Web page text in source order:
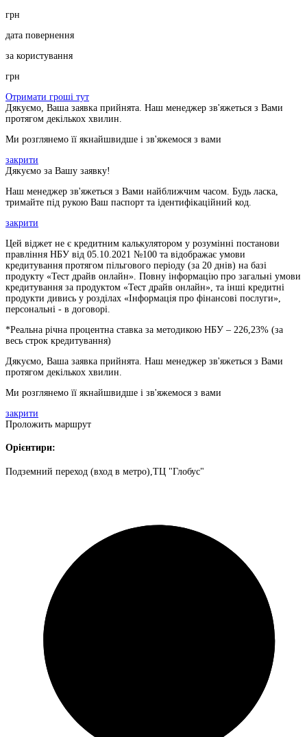
грн
дата повернення
за користування
грн
Отримати гроші тут
Дякуємо, Ваша заявка прийнята. Наш менеджер зв'яжеться з Вами
протягом декількох хвилин.
Ми розглянемо її якнайшвидше і зв'яжемося з вами
закрити
Дякуємо за Вашу заявку!
Наш менеджер зв'яжеться з Вами найближчим часом. Будь ласка,
тримайте під рукою Ваш паспорт та ідентифікаційний код.
закрити
Цей віджет не є кредитним калькулятором у розумінні постанови
правління НБУ від 05.10.2021 №100 та відображає умови
кредитування протягом пільгового періоду (за 20 днів) на базі
продукту «Тест драйв онлайн». Повну інформацію про загальні умови
кредитування за продуктом «Тест драйв онлайн», та інші кредитні
продукти дивись у розділах «Інформація про фінансові послуги»,
персональні - в договорі.
*Реальна річна процентна ставка за методикою НБУ – 226,23% (за
весь строк кредитування)
Дякуємо, Ваша заявка прийнята. Наш менеджер зв'яжеться з Вами
протягом декількох хвилин.
Ми розглянемо її якнайшвидше і зв'яжемося з вами
закрити
Проложить маршрут
Орієнтири:
Подземний переход (вход в метро),ТЦ "Глобус"